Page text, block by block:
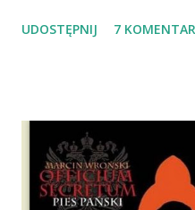
Mazowieckim, pojechaliśmy
wspólnego życia
nieco okrzepliśmy w
ludźmi i kotami, pojawił się
UDOSTĘPNIJ 7